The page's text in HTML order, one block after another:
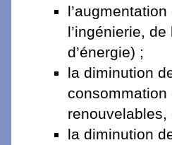
l’ingénierie,
d’énergie) ;
la diminution
la diminution